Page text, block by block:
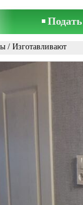
/ Изготавливают